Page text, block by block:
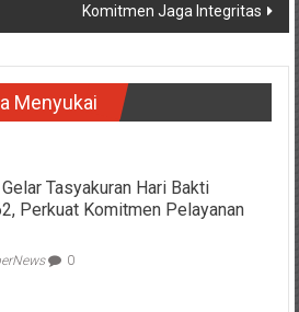
Komitmen Jaga Integritas
Menyukai
Tasyakuran Hari Bakti
Perkuat Komitmen Pelayanan
0